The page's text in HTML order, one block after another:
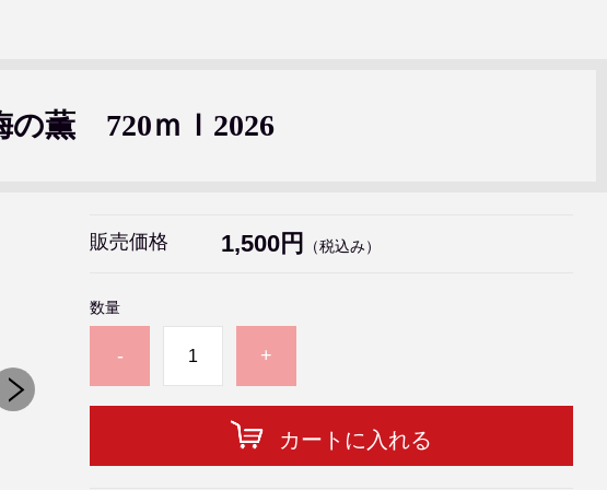
薫 720ｍｌ2026
販売価格 1,500円 （税込み）
数量
- +
カートに入れる